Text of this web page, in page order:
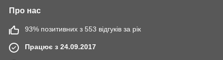
Про нас
93% позитивних з 553 відгуків за рік
Працює з 24.09.2017